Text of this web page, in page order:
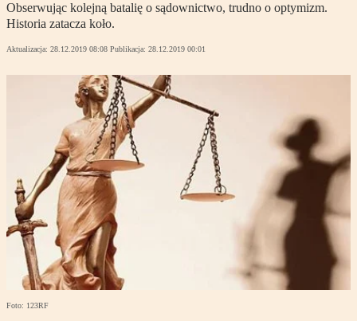
Obserwując kolejną batalię o sądownictwo, trudno o optymizm.
Historia zatacza koło.
Aktualizacja: 28.12.2019 08:08 Publikacja: 28.12.2019 00:01
Foto: 123RF